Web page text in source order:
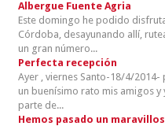
Albergue Fuente Agria
Este domingo he podido
Córdoba, desayunando allí,
un gran número...
Perfecta recepción
Ayer , viernes Santo-18/4/2014-
un buenísimo rato mis amigos
parte de...
Hemos pasado un